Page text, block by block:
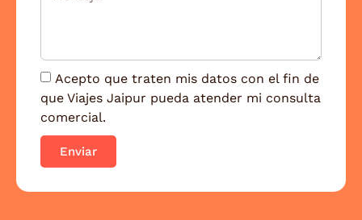
Acepto que traten mis datos con el fin de
que Viajes Jaipur pueda atender mi consulta
comercial.
Enviar